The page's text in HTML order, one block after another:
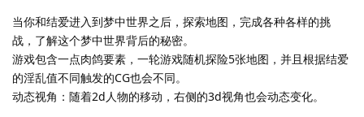
当你和结爱进入到梦中世界之后，探索地图，完成各种各样的挑
战，了解这个梦中世界背后的秘密。
游戏包含一点肉鸽要素，一轮游戏随机探险5张地图，并且根据结爱
的淫乱值不同触发的CG也会不同。
动态视角：随着2d人物的移动，右侧的3d视角也会动态变化。